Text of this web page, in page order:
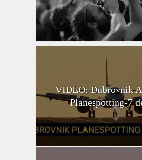
VIDEO: Dubrovnik
Planespotting-7